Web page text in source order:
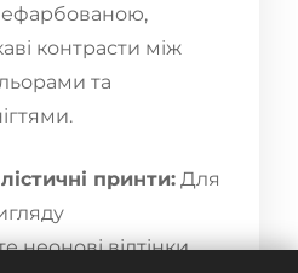
контрасти між
та
принти: Для
неонові відтінки,